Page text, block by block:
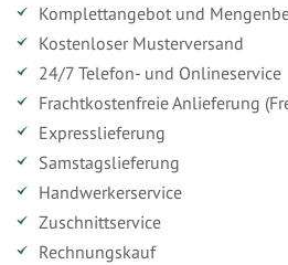
Komplettangebot und
Kostenloser Musterversand
24/7 Telefon- und Onlineservice
Frachtkostenfreie Anlieferung
Expresslieferung
Samstagslieferung
Handwerkerservice
Zuschnittservice
Rechnungskauf